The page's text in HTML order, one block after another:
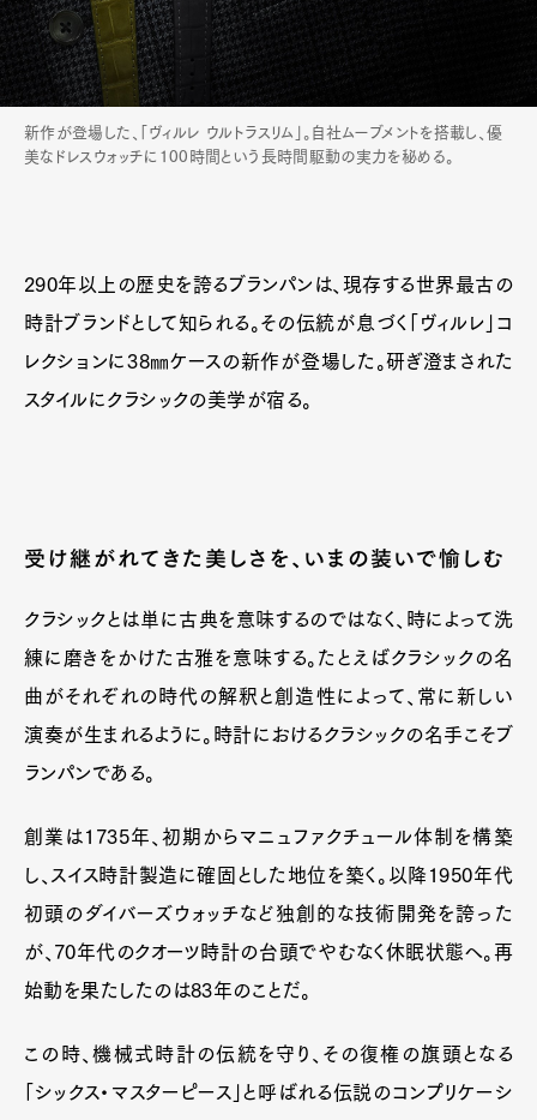
新作が登場した、「ヴィルレ ウルトラスリム」。自社ムーブメントを搭載し、優
美なドレスウォッチに100時間という長時間駆動の実力を秘める。
290年以上の歴史を誇るブランパンは、現存する世界最古の
時計ブランドとして知られる。その伝統が息づく「ヴィルレ」コ
レクションに38㎜ケースの新作が登場した。研ぎ澄まされた
スタイルにクラシックの美学が宿る。
受け継がれてきた美しさを、いまの装いで愉しむ
クラシックとは単に古典を意味するのではなく、時によって洗
練に磨きをかけた古雅を意味する。たとえばクラシックの名
曲がそれぞれの時代の解釈と創造性によって、常に新しい
演奏が生まれるように。時計におけるクラシックの名手こそブ
ランパンである。
創業は1735年、初期からマニュファクチュール体制を構築
し、スイス時計製造に確固とした地位を築く。以降1950年代
初頭のダイバーズウォッチなど独創的な技術開発を誇った
が、70年代のクオーツ時計の台頭でやむなく休眠状態へ。再
始動を果たしたのは83年のことだ。
この時、機械式時計の伝統を守り、その復権の旗頭となる
「シックス・マスターピース」と呼ばれる伝説のコンプリケーシ